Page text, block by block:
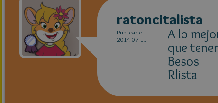
ratoncitalista
Publicado
2014-07-11
A lo
que
Besos
Rlista